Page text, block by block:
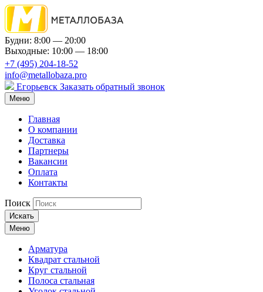
Будни: 8:00 — 20:00
Выходные: 10:00 — 18:00
+7 (495) 204-18-52
info@metallobaza.pro
Егорьевск Заказать обратный звонок
Меню
Главная
О компании
Доставка
Партнеры
Вакансии
Оплата
Контакты
Поиск
Искать
Меню
Арматура
Квадрат стальной
Круг стальной
Полоса стальная